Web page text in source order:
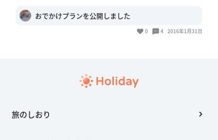
おでかけプランを公開しました
0 4 2016年1月31日
旅のしおり